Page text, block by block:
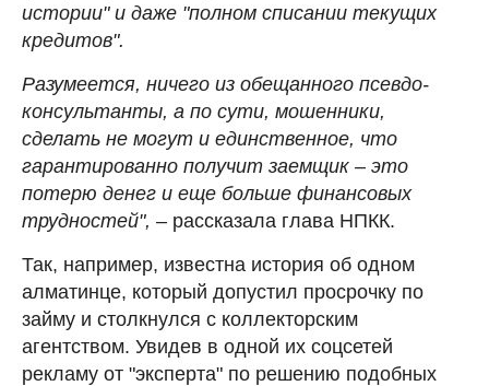
истории" и даже "полном списании текущих
кредитов".
Разумеется, ничего из обещанного псевдо-
консультанты, а по сути, мошенники,
сделать не могут и единственное, что
гарантированно получит заемщик – это
потерю денег и еще больше финансовых
трудностей", – рассказала глава НПКК.
Так, например, известна история об одном
алматинце, который допустил просрочку по
займу и столкнулся с коллекторским
агентством. Увидев в одной их соцсетей
рекламу от "эксперта" по решению подобных